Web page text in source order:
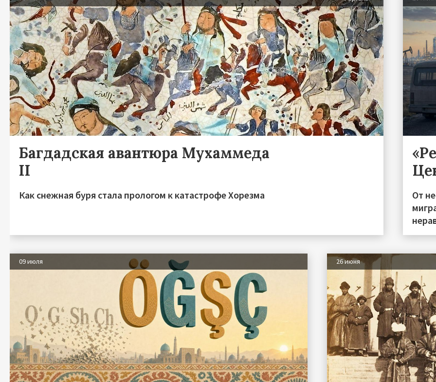
Багдадская авантюра Мухаммеда
II
Как снежная буря стала прологом к катастрофе Хорезма
От
09 июля 26 июня